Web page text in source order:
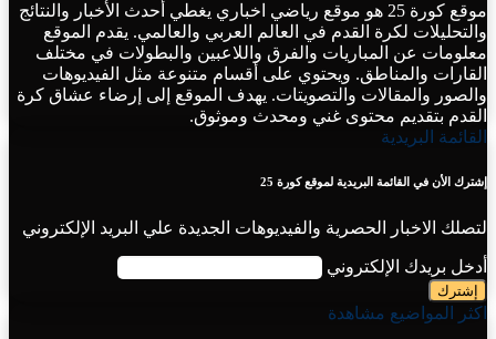
موقع كورة 25 هو موقع رياضي اخباري يغطي أحدث الأخبار والنتائج
والتحليلات لكرة القدم في العالم العربي والعالمي. يقدم الموقع
معلومات عن المباريات والفرق واللاعبين والبطولات في مختلف
القارات والمناطق. ويحتوي على أقسام متنوعة مثل الفيديوهات
والصور والمقالات والتصويتات. يهدف الموقع إلى إرضاء عشاق كرة
القدم بتقديم محتوى غني ومحدث وموثوق.
القائمة البريدية
إشترك الأن في القائمة البريدية لموقع كورة 25
لتصلك الاخبار الحصرية والفيديوهات الجديدة علي البريد الإلكتروني
أدخل بريدك الإلكتروني
اكثر المواضيع مشاهدة